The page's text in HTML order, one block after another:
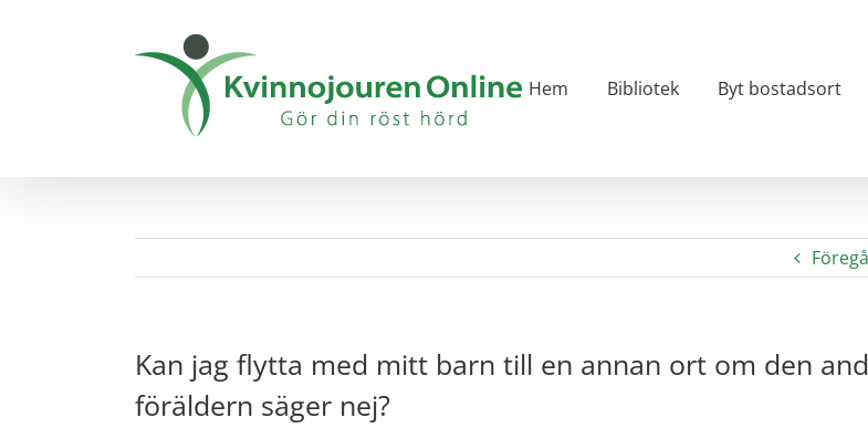
Hem Bibliotek Byt bostadsort
Kan jag flytta med mitt barn till en annan ort om den
föräldern säger nej?